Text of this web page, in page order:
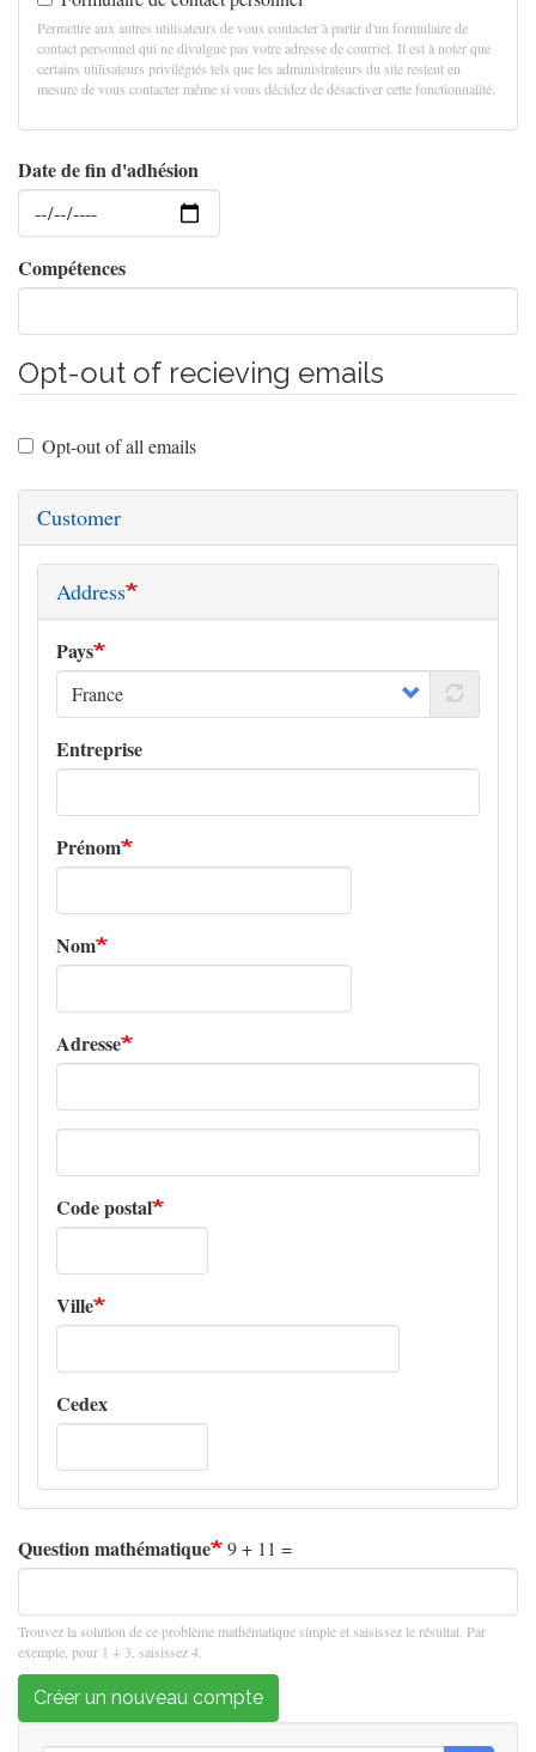
Permettre aux autres utilisateurs de vous contacter à partir d'un formulaire de
contact personnel qui ne divulgue pas votre adresse de courriel. Il est à noter que
certains utilisateurs privilégiés tels que les administrateurs du site restent en
mesure de vous contacter même si vous décidez de désactiver cette fonctionnalité.
Date de fin d'adhésion
Date
Compétences
Opt-out of recieving emails
Opt-out of all emails
Customer
Address
Pays
Entreprise
Prénom
Nom
Adresse
Adresse
Code postal
Ville
Cedex
Question mathématique 9 + 11 =
Trouvez la solution de ce problème mathématique simple et saisissez le résultat. Par
exemple, pour 1 + 3, saisissez 4.
Créer un nouveau compte